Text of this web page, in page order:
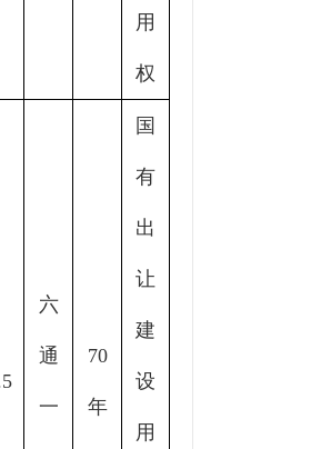
用
权
六
通
一
70
年
国
有
出
让
建
设
用